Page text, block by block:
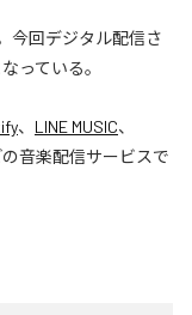
今回デジタル配信さ
っている。
、 LINE MUSIC、
音楽配信サービスで